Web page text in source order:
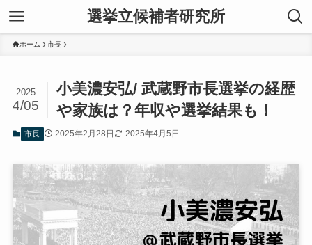
選挙立候補者研究所
ホーム 市長
小美濃安弘/ 武蔵野市長選挙の経歴
や家族は？年収や選挙結果も！
2025
4/05
市長 2025年2月28日 2025年4月5日